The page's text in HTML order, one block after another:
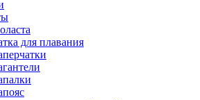
для плавания